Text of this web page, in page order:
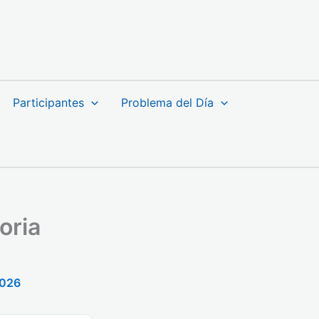
Participantes Problema del Día